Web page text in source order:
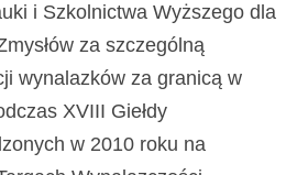
i Szkolnictwa Wyższego dla
za szczególną
wynalazków za granicą w
XVIII Giełdy
w 2010 roku na